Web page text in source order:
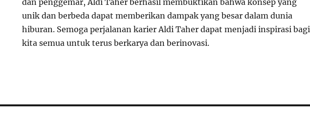
unik dan berbeda dapat memberikan dampak yang besar dalam dunia
hiburan. Semoga perjalanan karier Aldi Taher dapat menjadi inspirasi bagi
kita semua untuk terus berkarya dan berinovasi.